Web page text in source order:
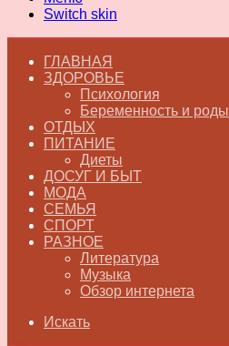
Switch skin
ГЛАВНАЯ
ЗДОРОВЬЕ
Психология
Беременность и роды
ОТДЫХ
ПИТАНИЕ
Диеты
ДОСУГ И БЫТ
МОДА
СЕМЬЯ
СПОРТ
РАЗНОЕ
Литература
Музыка
Обзор интернета
Искать